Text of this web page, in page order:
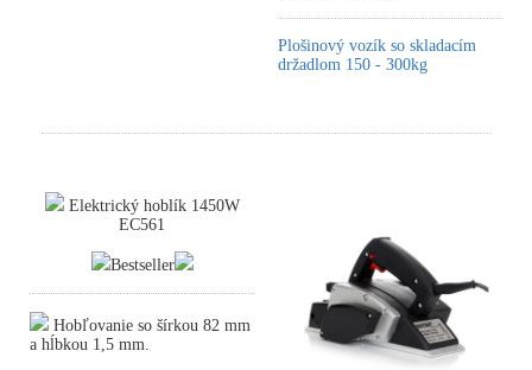
Plošinový vozík so skladacím
držadlom 150 - 300kg
Elektrický hoblík 1450W
EC561
Bestseller
Hobľovanie so šírkou 82 mm
a hĺbkou 1,5 mm.